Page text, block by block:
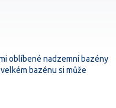
oblíbené nadzemní bazény
bazénu si může